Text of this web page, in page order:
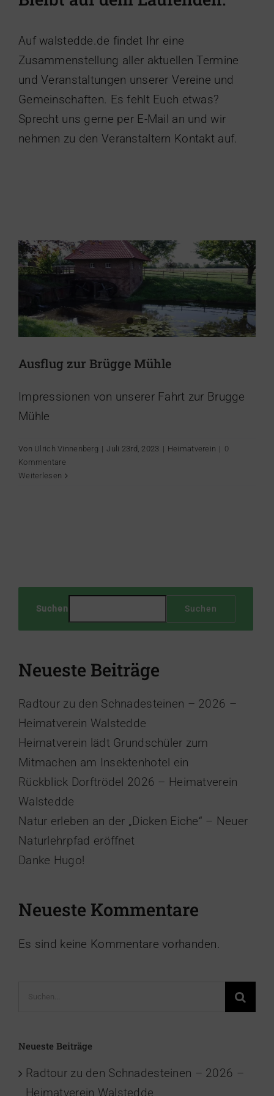
Auf walstedde.de findet Ihr eine
Zusammenstellung aller aktuellen Termine
und Veranstaltungen unserer Vereine und
Gemeinschaften. Es fehlt Euch etwas?
Sprecht uns gerne per E-Mail an und wir
nehmen zu den Veranstaltern Kontakt auf.
Ausflug zur Brügge Mühle
Impressionen von unserer Fahrt zur Brugge
Mühle
Von Ulrich Vinnenberg | Juli 23rd, 2023 | Heimatverein | 0
Kommentare
Weiterlesen
Suchen Suchen
Neueste Beiträge
Radtour zu den Schnadesteinen – 2026 –
Heimatverein Walstedde
Heimatverein lädt Grundschüler zum
Mitmachen am Insektenhotel ein
Rückblick Dorftrödel 2026 – Heimatverein
Walstedde
Natur erleben an der „Dicken Eiche“ – Neuer
Naturlehrpfad eröffnet
Danke Hugo!
Neueste Kommentare
Es sind keine Kommentare vorhanden.
Suche
Neueste Beiträge
Radtour zu den Schnadesteinen – 2026 –
Heimatverein Walstedde